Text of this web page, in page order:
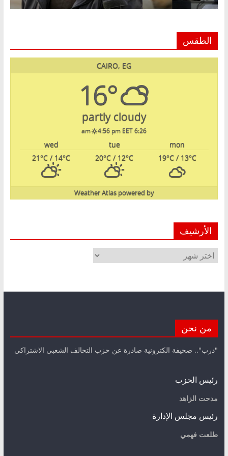
الطقس
CAIRO, EG
16°
partly cloudy
6:26 am
4:56 pm EET
mon
tue
wed
19°C/ 13°C
20°C / 12°C
21°C / 14°C
powered by
Weather Atlas
الأرشيف
الأرشيف
من نحن
"درب".. صحيفة الكترونية صادرة عن حزب التحالف الشعبي الاشتراكي
رئيس الحزب
مدحت الزاهد
رئيس مجلس الإدارة
طلعت فهمي